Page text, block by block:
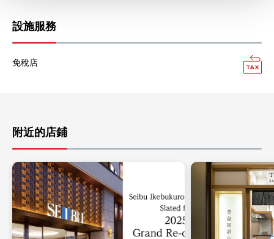
設施服務
免稅店
附近的店鋪